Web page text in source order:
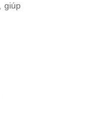
giúp